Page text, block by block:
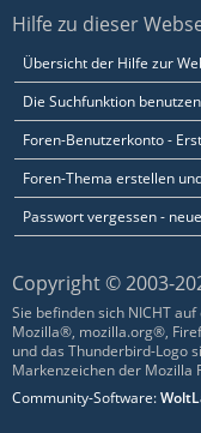
Hilfe zu dieser
Übersicht der Hilfe zur
Die Suchfunktion benutzen
Foren-Benutzerkonto -
Foren-Thema erstellen
Passwort vergessen -
Copyright © 2003-
Sie befinden sich NICHT
Mozilla®, mozilla.org®,
und das Thunderbird-Logo
Markenzeichen der Mozilla
Community-Software: